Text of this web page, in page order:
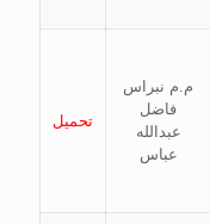
م.م نبراس
فاضل
عبدالله
عباس
تحميل